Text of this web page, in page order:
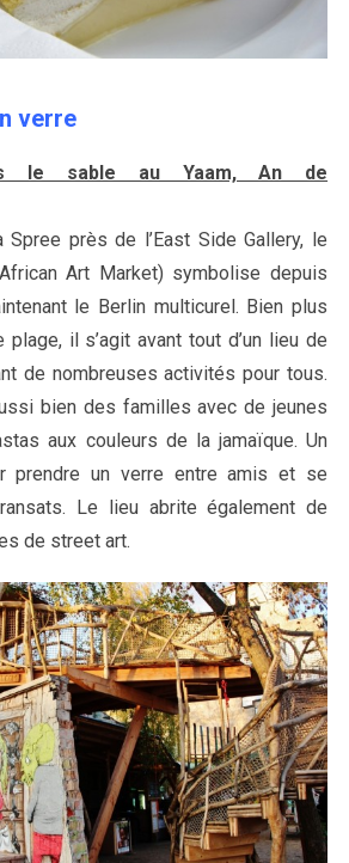
verre
le sable au Yaam, An de
près de l’East Side Gallery, le
Art Market) symbolise depuis
le Berlin multicurel. Bien plus
plage, il s’agit avant tout d’un lieu de
de nombreuses activités pour tous.
bien des familles avec de jeunes
aux couleurs de la jamaïque. Un
prendre un verre entre amis et se
Le lieu abrite également de
de street art.